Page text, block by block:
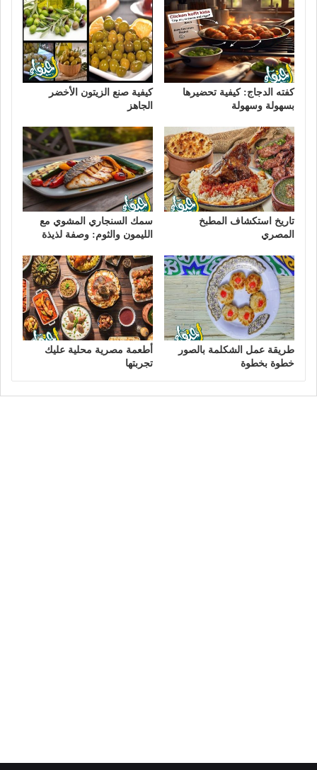
كفته الدجاج: كيفية تحضيرها
بسهولة وسهولة
كيفية صنع الزيتون الأخضر
الجاهز
تاريخ استكشاف المطبخ
المصري
سمك السنجاري المشوي مع
الليمون والثوم: وصفة لذيذة
طريقة عمل الشكلمة بالصور
خطوة بخطوة
أطعمة مصرية محلية عليك
تجربتها